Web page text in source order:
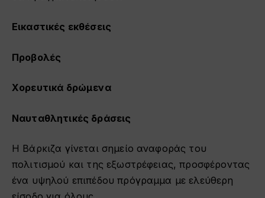
Εικαστικές εκθέσεις
Προβολές
Χορευτικά δρώμενα
Ναυταθλητικές δράσεις
Η Βάρκιζα γίνεται σημείο αναφοράς του
πολιτισμού και της εξωστρέφειας, προσφέροντας
ένα υψηλού επιπέδου πρόγραμμα με ελεύθερη